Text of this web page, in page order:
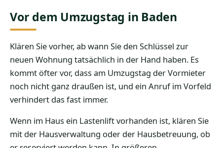
Vor dem Umzugstag in Baden
Klären Sie vorher, ab wann Sie den Schlüssel zur
neuen Wohnung tatsächlich in der Hand haben. Es
kommt öfter vor, dass am Umzugstag der Vormieter
noch nicht ganz draußen ist, und ein Anruf im Vorfeld
verhindert das fast immer.
Wenn im Haus ein Lastenlift vorhanden ist, klären Sie
mit der Hausverwaltung oder der Hausbetreuung, ob